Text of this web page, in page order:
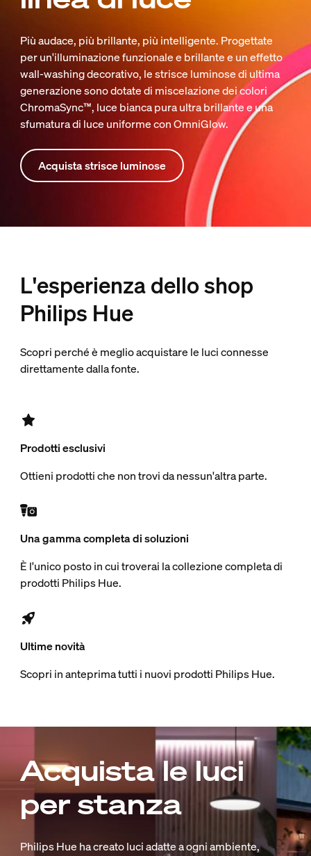
Più audace, più brillante, più intelligente. Progettate
per un'illuminazione funzionale e brillante e un effetto
wall-washing decorativo, le strisce luminose di ultima
generazione sono dotate di miscelazione dei colori
ChromaSync™, luce bianca pura ultra brillante e una
sfumatura di luce uniforme con OmniGlow.
Acquista strisce luminose
L'esperienza dello shop
Philips Hue
Scopri perché è meglio acquistare le luci connesse
direttamente dalla fonte.
Prodotti esclusivi
Ottieni prodotti che non trovi da nessun'altra parte.
Una gamma completa di soluzioni
È l'unico posto in cui troverai la collezione completa di
prodotti Philips Hue.
Ultime novità
Scopri in anteprima tutti i nuovi prodotti Philips Hue.
Acquista le luci
per stanza
Philips Hue ha creato luci adatte a ogni ambiente,